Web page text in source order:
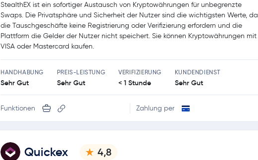
StealthEX ist ein sofortiger Austausch von Kryptowährungen für unbegrenzte
Swaps. Die Privatsphäre und Sicherheit der Nutzer sind die wichtigsten Werte, da
die Tauschgeschäfte keine Registrierung oder Verifizierung erfordern und die
Plattform die Gelder der Nutzer nicht speichert. Sie können Kryptowährungen mit
VISA oder Mastercard kaufen.
HANDHABUNG
Sehr Gut
PREIS-LEISTUNG
Sehr Gut
VERIFIZIERUNG
< 1 Stunde
KUNDENDIENST
Sehr Gut
Funktionen Zahlung per
Quickex 4,8